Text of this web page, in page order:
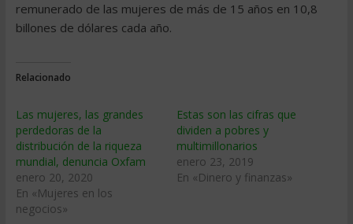
remunerado de las mujeres de más de 15 años en 10,8
billones de dólares cada año.
Relacionado
Las mujeres, las grandes
perdedoras de la
distribución de la riqueza
mundial, denuncia Oxfam
enero 20, 2020
En «Mujeres en los
negocios»
Estas son las cifras que
dividen a pobres y
multimillonarios
enero 23, 2019
En «Dinero y finanzas»